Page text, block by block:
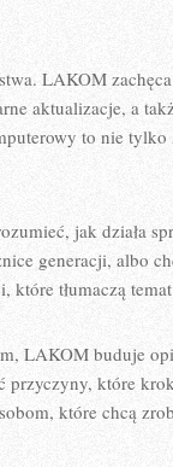
LAKOM
aktualizacje, a
to nie
jak działa
generacji, albo
które tłumaczą
LAKOM buduje
które
które chcą